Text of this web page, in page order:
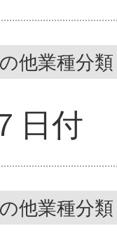
他業種分類
日付
他業種分類